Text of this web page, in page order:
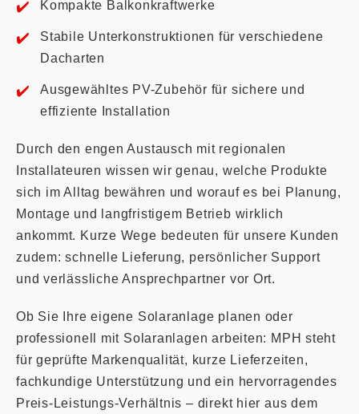
Kompakte Balkonkraftwerke
Stabile Unterkonstruktionen für verschiedene
Dacharten
Ausgewähltes PV-Zubehör für sichere und
effiziente Installation
Durch den engen Austausch mit regionalen
Installateuren wissen wir genau, welche Produkte
sich im Alltag bewähren und worauf es bei Planung,
Montage und langfristigem Betrieb wirklich
ankommt. Kurze Wege bedeuten für unsere Kunden
zudem: schnelle Lieferung, persönlicher Support
und verlässliche Ansprechpartner vor Ort.
Ob Sie Ihre eigene Solaranlage planen oder
professionell mit Solaranlagen arbeiten: MPH steht
für geprüfte Markenqualität, kurze Lieferzeiten,
fachkundige Unterstützung und ein hervorragendes
Preis-Leistungs-Verhältnis – direkt hier aus dem